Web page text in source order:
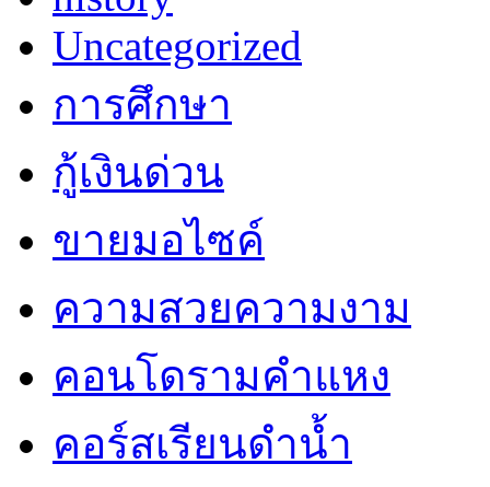
Uncategorized
การศึกษา
กู้เงินด่วน
ขายมอไซค์
ความสวยความงาม
คอนโดรามคำแหง
คอร์สเรียนดำน้ำ